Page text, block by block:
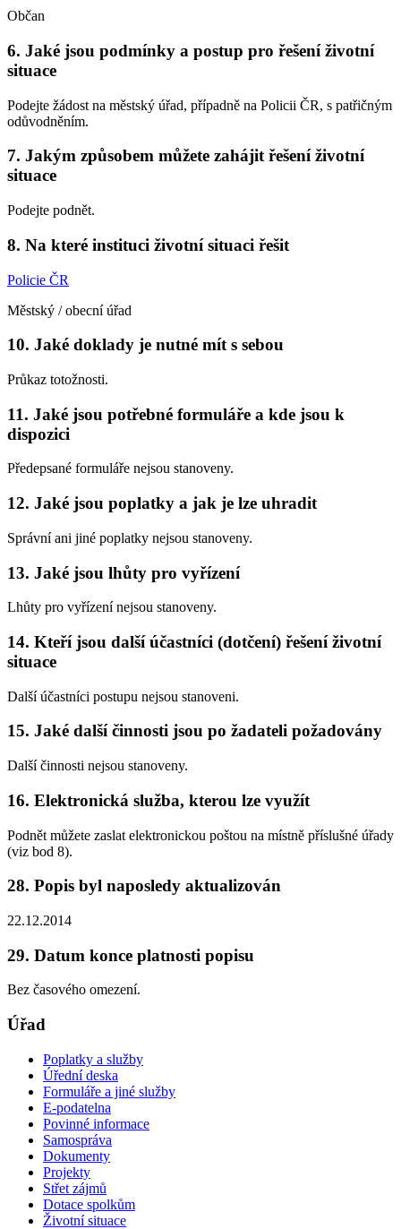
Občan
6. Jaké jsou podmínky a postup pro řešení životní
situace
Podejte žádost na městský úřad, případně na Policii ČR, s patřičným
odůvodněním.
7. Jakým způsobem můžete zahájit řešení životní
situace
Podejte podnět.
8. Na které instituci životní situaci řešit
Policie ČR
Městský / obecní úřad
10. Jaké doklady je nutné mít s sebou
Průkaz totožnosti.
11. Jaké jsou potřebné formuláře a kde jsou k
dispozici
Předepsané formuláře nejsou stanoveny.
12. Jaké jsou poplatky a jak je lze uhradit
Správní ani jiné poplatky nejsou stanoveny.
13. Jaké jsou lhůty pro vyřízení
Lhůty pro vyřízení nejsou stanoveny.
14. Kteří jsou další účastníci (dotčení) řešení životní
situace
Další účastníci postupu nejsou stanoveni.
15. Jaké další činnosti jsou po žadateli požadovány
Další činnosti nejsou stanoveny.
16. Elektronická služba, kterou lze využít
Podnět můžete zaslat elektronickou poštou na místně příslušné úřady
(viz bod 8).
28. Popis byl naposledy aktualizován
22.12.2014
29. Datum konce platnosti popisu
Bez časového omezení.
Úřad
Poplatky a služby
Úřední deska
Formuláře a jiné služby
E-podatelna
Povinné informace
Samospráva
Dokumenty
Projekty
Střet zájmů
Dotace spolkům
Životní situace